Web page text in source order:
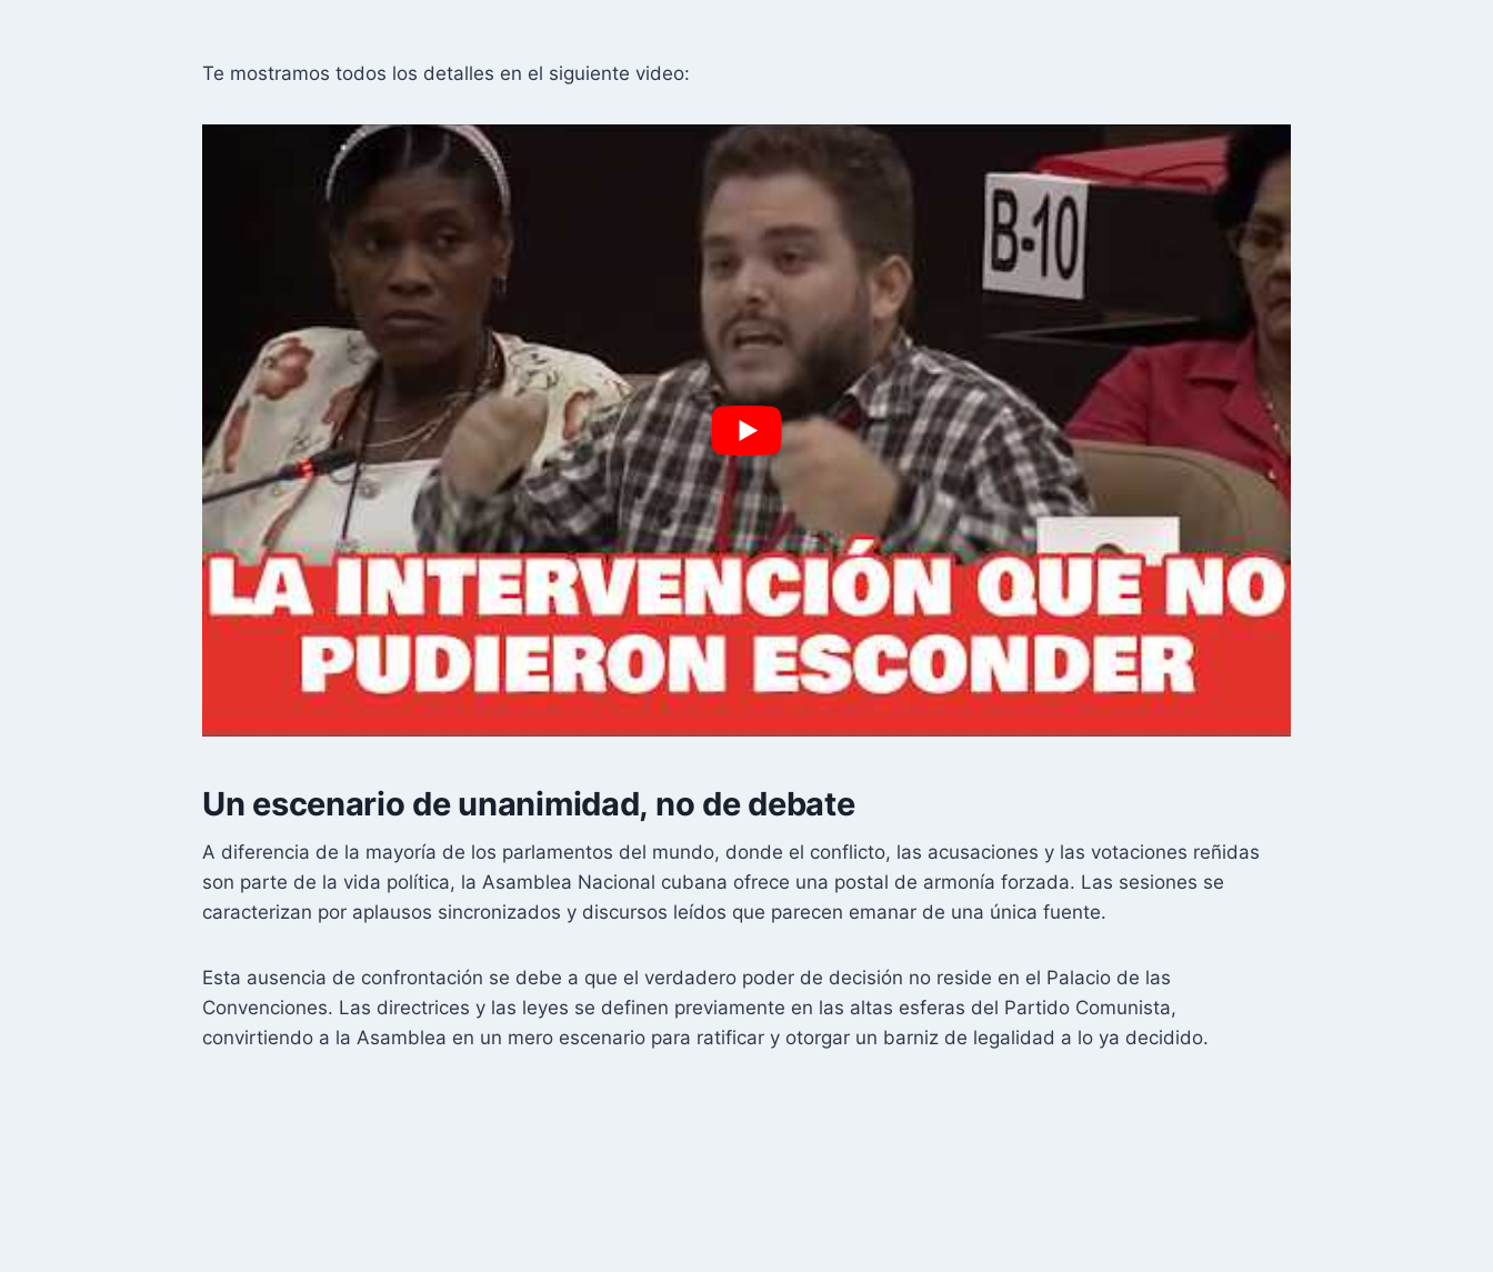
Te mostramos todos los detalles en el siguiente video:
Un escenario de unanimidad, no de debate
A diferencia de la mayoría de los parlamentos del mundo, donde el conflicto, las acusaciones y las votaciones reñidas
son parte de la vida política, la Asamblea Nacional cubana ofrece una postal de armonía forzada. Las sesiones se
caracterizan por aplausos sincronizados y discursos leídos que parecen emanar de una única fuente.
Esta ausencia de confrontación se debe a que el verdadero poder de decisión no reside en el Palacio de las
Convenciones. Las directrices y las leyes se definen previamente en las altas esferas del Partido Comunista,
convirtiendo a la Asamblea en un mero escenario para ratificar y otorgar un barniz de legalidad a lo ya decidido.